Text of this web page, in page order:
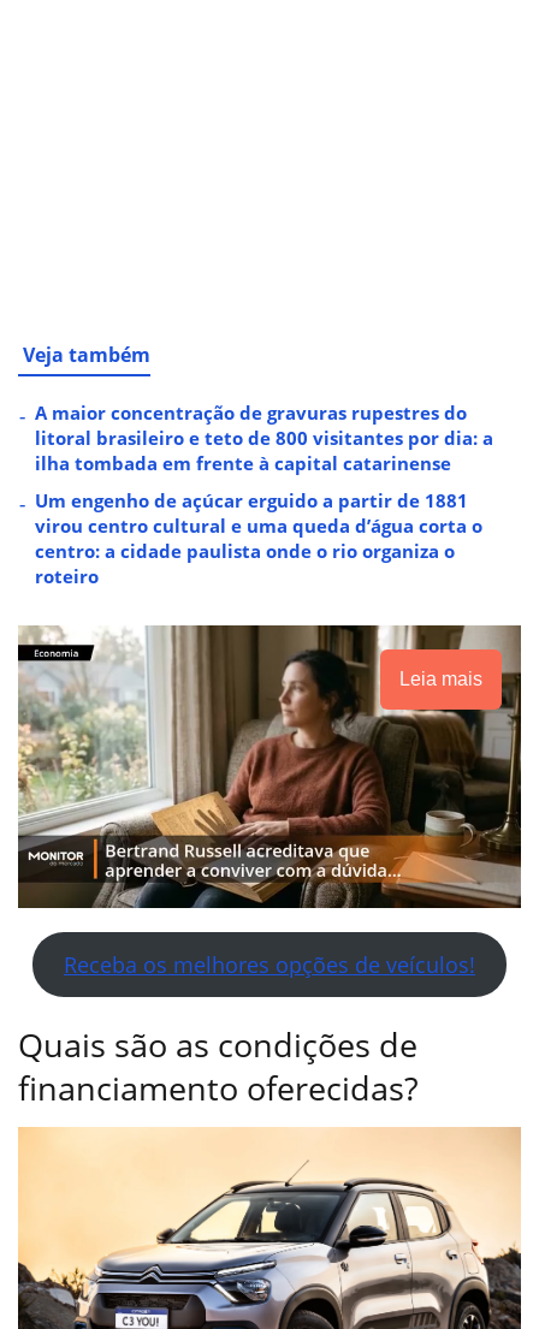
Veja também
A maior concentração de gravuras rupestres do
litoral brasileiro e teto de 800 visitantes por dia: a
ilha tombada em frente à capital catarinense
Um engenho de açúcar erguido a partir de 1881
virou centro cultural e uma queda d’água corta o
centro: a cidade paulista onde o rio organiza o
roteiro
Leia mais
Receba os melhores opções de veículos!
Quais são as condições de
financiamento oferecidas?